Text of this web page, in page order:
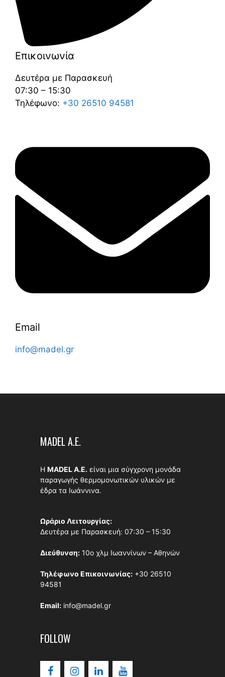
Επικοινωνία
Δευτέρα με Παρασκευή
07:30 – 15:30
Τηλέφωνο: +30 26510 94581
Email
info@madel.gr
MADEL A.E.
Η MADEL A.E. είναι μια σύγχρονη μονάδα
παραγωγής θερμομονωτικών υλικών με
έδρα τα Ιωάννινα.
Ωράριο Λειτουργίας:
Δευτέρα με Παρασκευή: 07:30 – 15:30
Διεύθυνση: 10ο χλμ Ιωαννίνων – Αθηνών
Τηλέφωνο Επικοινωνίας: +30 26510
94581
Email: info@madel.gr
FOLLOW